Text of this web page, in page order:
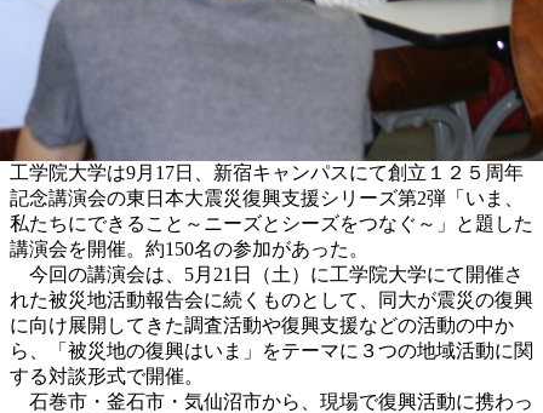
工学院大学は9月17日、新宿キャンパスにて創立１２５周年
記念講演会の東日本大震災復興支援シリーズ第2弾「いま、
私たちにできること～ニーズとシーズをつなぐ～」と題した
講演会を開催。約150名の参加があった。
今回の講演会は、5月21日（土）に工学院大学にて開催さ
れた被災地活動報告会に続くものとして、同大が震災の復興
に向け展開してきた調査活動や復興支援などの活動の中か
ら、「被災地の復興はいま」をテーマに３つの地域活動に関
する対談形式で開催。
石巻市・釜石市・気仙沼市から、現場で復興活動に携わっ